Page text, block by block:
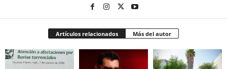
Artículos relacionados Más del autor